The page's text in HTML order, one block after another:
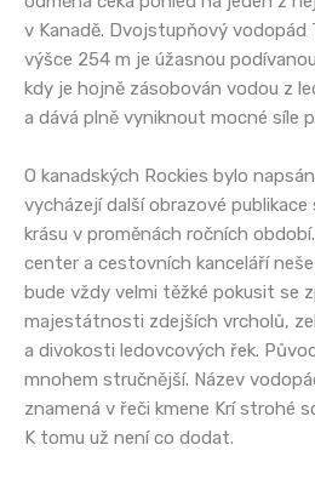
v Kanadě. Dvojstupňový vodopád
výšce 254 m je úžasnou
kdy je hojně zásobován vodou z
a dává plně vyniknout mocné síle
O kanadských Rockies bylo
vycházejí další obrazové
krásu v proměnách ročních
center a cestovních kanceláří
bude vždy velmi těžké pokusit se
majestátnosti zdejších vrcholů,
a divokosti ledovcových řek.
mnohem stručnější. Název
znamená v řeči kmene Krí strohé
K tomu už není co dodat.